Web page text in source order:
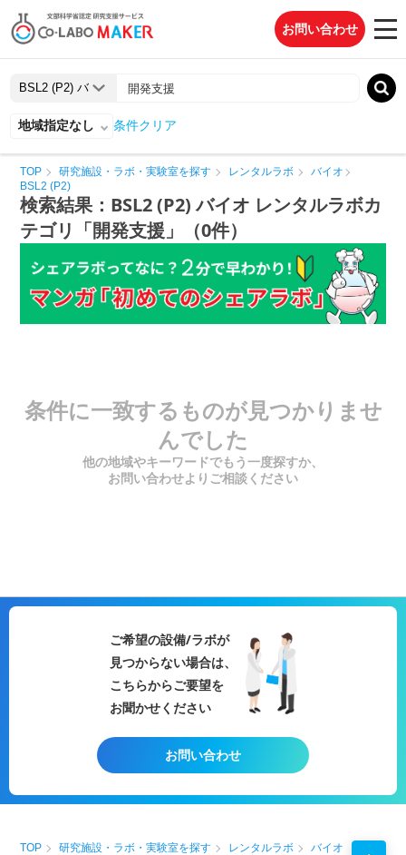
お問い合わせ
地域指定なし 条件クリア
TOP 研究施設・ラボ・実験室を探す レンタルラボ
バイオ
BSL2 (P2)
検索結果：BSL2 (P2) バイオ レンタルラボカ
テゴリ「開発支援」（0件）
条件に一致するものが見つかりませ
んでした
他の地域やキーワードでもう一度探すか、
お問い合わせよりご相談ください
ご希望の設備/ラボが
見つからない場合は、
こちらからご要望を
お聞かせください
お問い合わせ
TOP 研究施設・ラボ・実験室を探す レンタルラボ
バイオ